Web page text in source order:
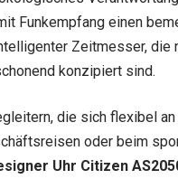
Funkempfang einen
Zeitmesser, die
konzipiert sind.
die sich flexibel
oder beim
Uhr Citizen